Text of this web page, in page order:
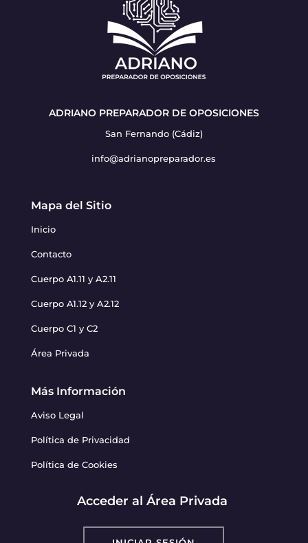
ADRIANO PREPARADOR DE OPOSICIONES
San Fernando (Cádiz)
info@adrianopreparador.es
Mapa del Sitio
Inicio
Contacto
Cuerpo A1.11 y A2.11
Cuerpo A1.12 y A2.12
Cuerpo C1 y C2
Área Privada
Más Información
Aviso Legal
Política de Privacidad
Política de Cookies
Acceder al Área Privada